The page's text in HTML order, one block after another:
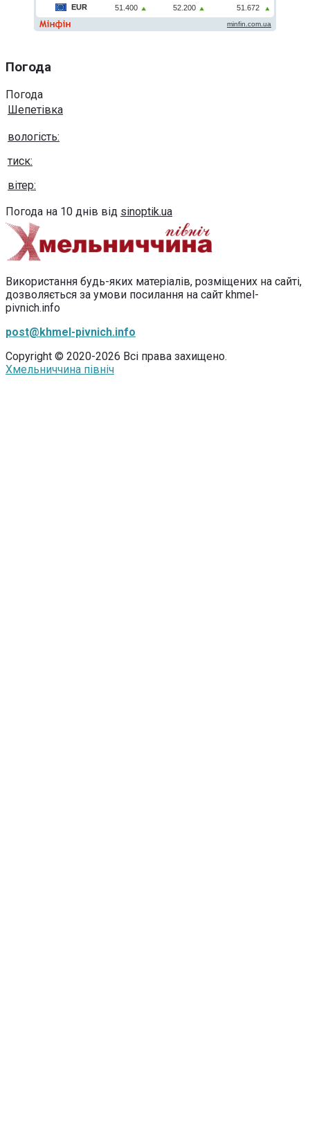
Погода
Погода
Шепетівка
вологість:
тиск:
вітер:
Погода на 10 днів від sinoptik.ua
Використання будь-яких матеріалів, розміщених на сайті,
дозволяється за умови посилання на сайт khmel-
pivnich.info
post@khmel-pivnich.info
Copyright © 2020-2026 Всі права захищено.
Хмельниччина північ